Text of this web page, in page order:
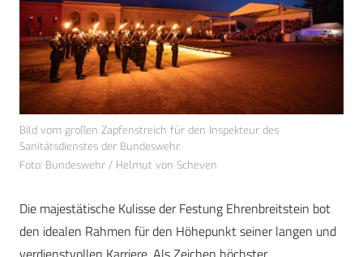
Bild vom großen Zapfenstreich für den Inspekteur des
Sanitätsdienstes der Bundeswehr.
Foto: Bundeswehr / Helmut von Scheven
Die majestätische Kulisse der Festung Ehrenbreitstein bot
den idealen Rahmen für den Höhepunkt seiner langen und